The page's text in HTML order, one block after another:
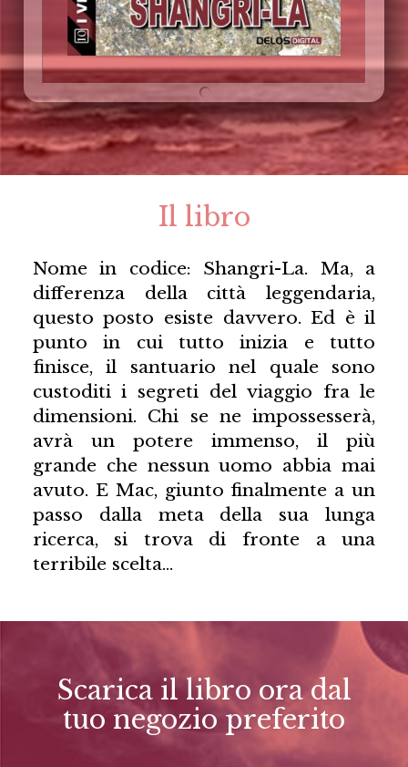
Il libro
Nome in codice: Shangri-La. Ma, a
differenza della città leggendaria,
questo posto esiste davvero. Ed è il
punto in cui tutto inizia e tutto
finisce, il santuario nel quale sono
custoditi i segreti del viaggio fra le
dimensioni. Chi se ne impossesserà,
avrà un potere immenso, il più
grande che nessun uomo abbia mai
avuto. E Mac, giunto finalmente a un
passo dalla meta della sua lunga
ricerca, si trova di fronte a una
terribile scelta…
Scarica il libro ora dal
tuo negozio preferito